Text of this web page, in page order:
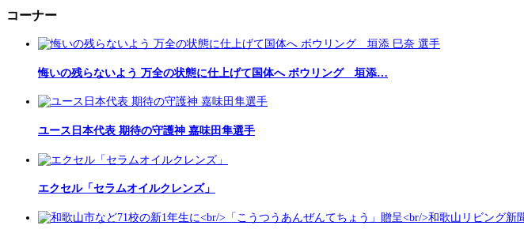
コーナー
悔いの残らないよう 万全の状態に仕上げて国体へ ボウリング 垣添…
ユース日本代表 期待の守護神 嘉味田隼選手
エクセル「セラムオイルクレンズ」